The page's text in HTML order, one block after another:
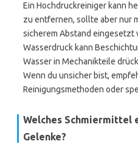
Ein Hochdruckreiniger kann
zu entfernen, sollte aber nur
sicherem Abstand eingesetzt
Wasserdruck kann
Wasser in Mechanikteile
Wenn du unsicher bist,
Reinigungsmethoden oder
Welches Schmiermittel
Gelenke?